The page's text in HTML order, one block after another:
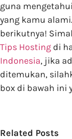
guna
yang kamu
berikutnya!
Tips Hosting di
Indonesia, jika
ditemukan,
box di bawah ini
Related Posts